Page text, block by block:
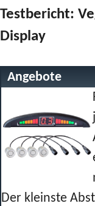
Testbericht:
Display
Angebote
Der kleinste